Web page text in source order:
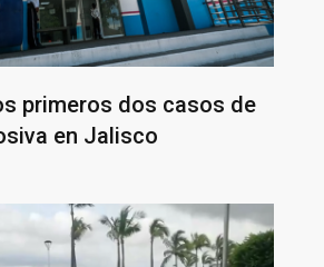
primeros dos casos de
en Jalisco